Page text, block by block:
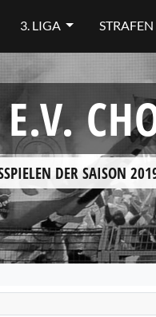
3. LIGA STRAFEN
DER SAISON